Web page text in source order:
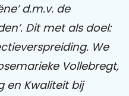
Sophi
Contact
d.m.v. de
Dit met als doel:
We
Vollebregt,
en Kwaliteit bij